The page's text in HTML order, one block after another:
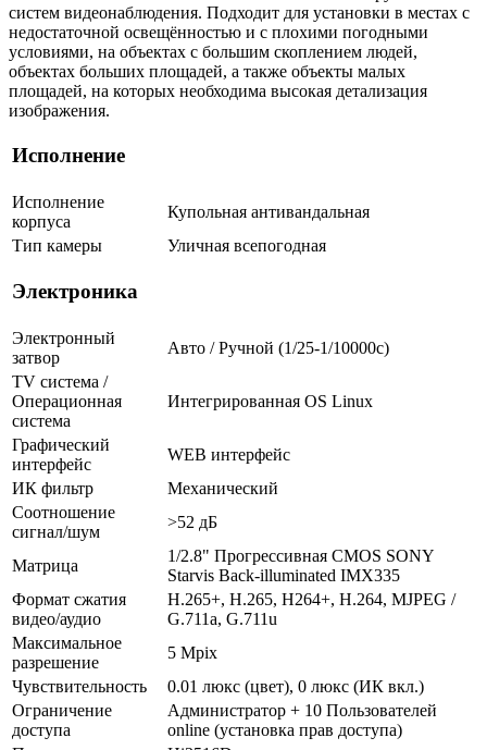
систем видеонаблюдения. Подходит для установки в местах с
недостаточной освещённостью и с плохими погодными
условиями, на объектах с большим скоплением людей,
объектах больших площадей, а также объекты малых
площадей, на которых необходима высокая детализация
изображения.
Исполнение
Исполнение
корпуса
Купольная антивандальная
Тип камеры
Уличная всепогодная
Электроника
Электронный
затвор
Авто / Ручной (1/25-1/10000c)
TV система /
Операционная
система
Интегрированная OS Linux
Графический
интерфейс
WEB интерфейс
ИК фильтр
Механический
Соотношение
сигнал/шум
>52 дБ
Матрица
1/2.8" Прогрессивная CMOS SONY
Starvis Back-illuminated IMX335
Формат сжатия
видео/аудио
H.265+, H.265, H264+, H.264, MJPEG /
G.711a, G.711u
Максимальное
разрешение
5 Mpix
Чувствительность
0.01 люкс (цвет), 0 люкс (ИК вкл.)
Ограничение
доступа
Администратор + 10 Пользователей
online (установка прав доступа)